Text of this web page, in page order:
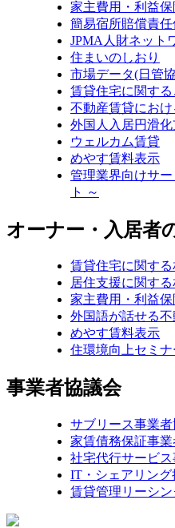
家主費用・利益保
簡易宿所賠償責
JPMA人財ネット
住まいのしおり
市場データ(日管
賃貸住宅に関する
不動産賃貸にお
外国人入居円滑化
ウェルカム賃貸
めやす賃料表示
管理業界向けサ
ト ～
オーナー・入居者
賃貸住宅に関する
居住支援に関する
家主費用・利益保
外国語が話せる
めやす賃料表示
住環境向上セミナ
事業者協議会
サブリース事業者
家賃債務保証事
社宅代行サービ
IT・シェアリン
賃貸管理リーシ